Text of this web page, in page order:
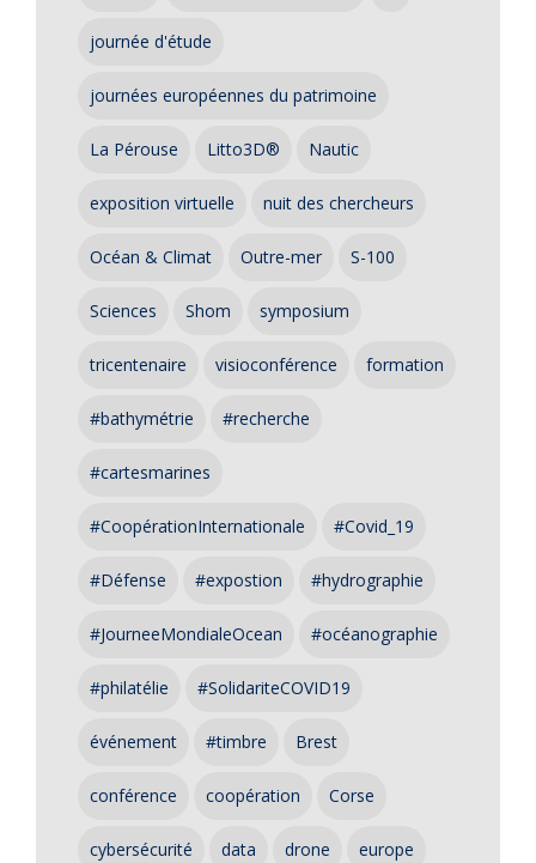
journée d'étude
journées européennes du patrimoine
La Pérouse Litto3D® Nautic
exposition virtuelle nuit des chercheurs
Océan & Climat Outre-mer S-100
Sciences Shom symposium
tricentenaire visioconférence formation
#bathymétrie #recherche
#cartesmarines
#CoopérationInternationale #Covid_19
#Défense #expostion #hydrographie
#JourneeMondialeOcean #océanographie
#philatélie #SolidariteCOVID19
événement #timbre Brest
conférence coopération Corse
cybersécurité data drone europe